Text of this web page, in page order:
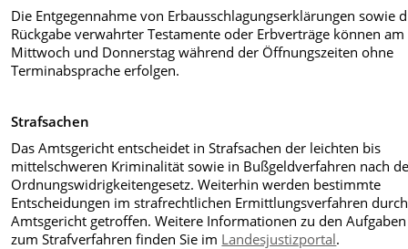
Die Entgegennahme von Erbausschlagungserklärungen sowie
Rückgabe verwahrter Testamente oder Erbverträge können am
Mittwoch und Donnerstag während der Öffnungszeiten ohne
Terminabsprache erfolgen.
Strafsachen
Das Amtsgericht entscheidet in Strafsachen der leichten bis
mittelschweren Kriminalität sowie in Bußgeldverfahren nach
Ordnungswidrigkeitengesetz. Weiterhin werden bestimmte
Entscheidungen im strafrechtlichen Ermittlungsverfahren
Amtsgericht getroffen. Weitere Informationen zu den
zum Strafverfahren finden Sie im Landesjustizportal.